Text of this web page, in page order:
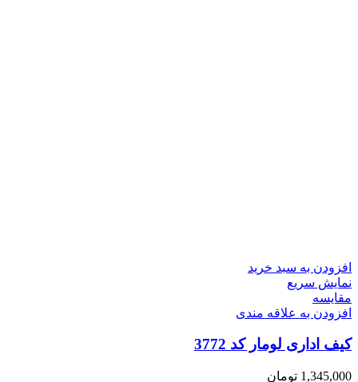
افزودن به سبد خرید
نمایش سریع
مقايسه
افزودن به علاقه مندی
کیف اداری لومار کد 3772
1,345,000 تومان